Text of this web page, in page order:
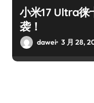
小米17 Ultra徕
袭！
dawei 3 月 28,